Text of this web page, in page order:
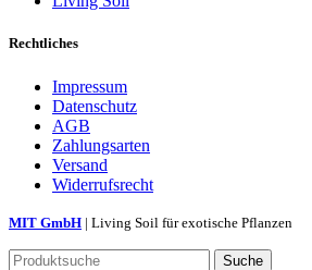
Rechtliches
Impressum
Datenschutz
AGB
Zahlungsarten
Versand
Widerrufsrecht
MIT GmbH | Living Soil für exotische Pflanzen
Suche